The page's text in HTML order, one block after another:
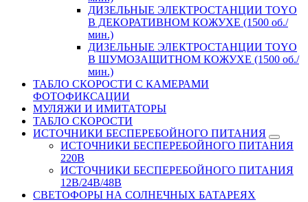
ДИЗЕЛЬНЫЕ ЭЛЕКТРОСТАНЦИИ TOYO
В ДЕКОРАТИВНОМ КОЖУХЕ (1500 об./
мин.)
ДИЗЕЛЬНЫЕ ЭЛЕКТРОСТАНЦИИ TOYO
В ШУМОЗАЩИТНОМ КОЖУХЕ (1500 об./
мин.)
ТАБЛО СКОРОСТИ С КАМЕРАМИ
ФОТОФИКСАЦИИ
МУЛЯЖИ И ИМИТАТОРЫ
ТАБЛО СКОРОСТИ
ИСТОЧНИКИ БЕСПЕРЕБОЙНОГО ПИТАНИЯ
ИСТОЧНИКИ БЕСПЕРЕБОЙНОГО ПИТАНИЯ
220В
ИСТОЧНИКИ БЕСПЕРЕБОЙНОГО ПИТАНИЯ
12В/24В/48В
СВЕТОФОРЫ НА СОЛНЕЧНЫХ БАТАРЕЯХ